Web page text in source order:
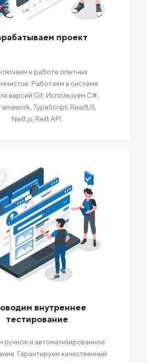
проект
к работе опытных
Работаем в системе
версий Git. Используем C#,
TypeScript, ReactJS,
Nest.js, Rest API.
внутреннее
тестирование
ручное и автоматизированное
Гарантируем качественный